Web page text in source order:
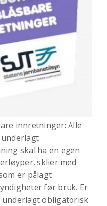
innretninger: Alle
skal ha en egen
sklier med
er pålagt
før bruk. Er
obligatorisk